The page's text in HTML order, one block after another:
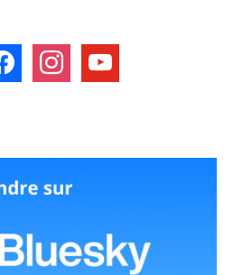
instagramyoutube